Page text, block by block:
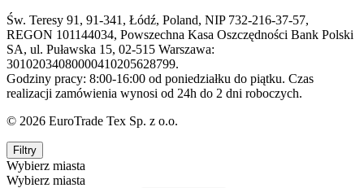
Św. Teresy 91, 91-341, Łódź, Poland, NIP 732-216-37-57,
REGON 101144034, Powszechna Kasa Oszczędności Bank Polski
SA, ul. Puławska 15, 02-515 Warszawa:
30102034080000410205628799.
Godziny pracy: 8:00-16:00 od poniedziałku do piątku. Czas
realizacji zamówienia wynosi od 24h do 2 dni roboczych.
© 2026 EuroTrade Tex Sp. z o.o.
Filtry
Wybierz miasta
Wybierz miasta